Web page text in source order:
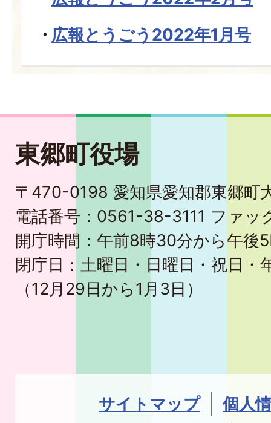
広報とうごう2022年1月号
東郷町役場
〒470-0198 愛知県愛知郡東郷町
電話番号：0561-38-3111 ファ
開庁時間：午前8時30分から午後
閉庁日：土曜日・日曜日・祝日・
（12月29日から1月3日）
サイトマップ
個人